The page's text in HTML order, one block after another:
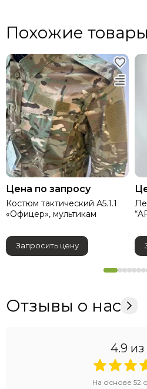
Похожие товары
Цена по запросу
Костюм тактический А5.1.1
«Офицер», мультикам
Запросить цену
Отзывы о нас
4.9 из
На основе 52